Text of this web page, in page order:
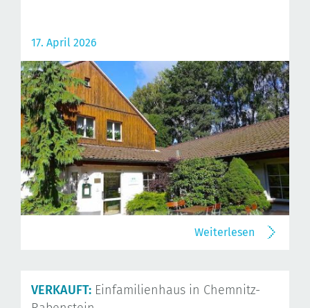
17. April 2026
Weiterlesen
VERKAUFT: Einfamilienhaus in Chemnitz-